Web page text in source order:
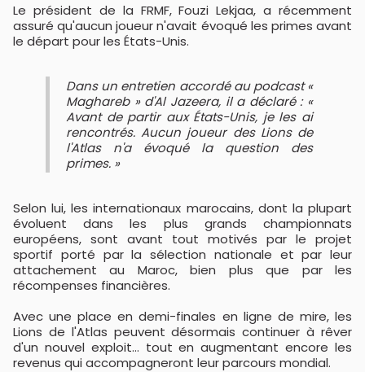
Le président de la FRMF, Fouzi Lekjaa, a récemment
assuré qu'aucun joueur n'avait évoqué les primes avant
le départ pour les États-Unis.
Dans un entretien accordé au podcast «
Maghareb » d'Al Jazeera, il a déclaré : «
Avant de partir aux États-Unis, je les ai
rencontrés. Aucun joueur des Lions de
l'Atlas n'a évoqué la question des
primes. »
Selon lui, les internationaux marocains, dont la plupart
évoluent dans les plus grands championnats
européens, sont avant tout motivés par le projet
sportif porté par la sélection nationale et par leur
attachement au Maroc, bien plus que par les
récompenses financières.
Avec une place en demi-finales en ligne de mire, les
Lions de l'Atlas peuvent désormais continuer à rêver
d'un nouvel exploit… tout en augmentant encore les
revenus qui accompagneront leur parcours mondial.